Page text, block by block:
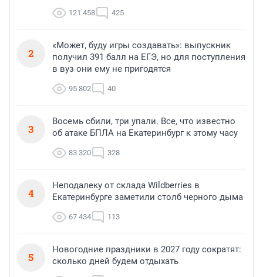
121 458 425
2
«Может, буду игры создавать»: выпускник
получил 391 балл на ЕГЭ, но для поступления
в вуз они ему не пригодятся
95 802 40
3
Восемь сбили, три упали. Все, что известно
об атаке БПЛА на Екатеринбург к этому часу
83 320 328
4
Неподалеку от склада Wildberries в
Екатеринбурге заметили столб черного дыма
67 434 113
5
Новогодние праздники в 2027 году сократят:
сколько дней будем отдыхать